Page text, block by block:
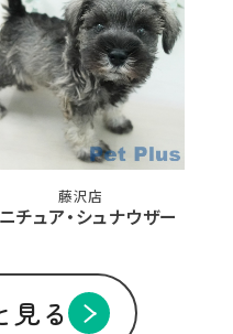
藤沢店
チュア・シュナウザー
見る